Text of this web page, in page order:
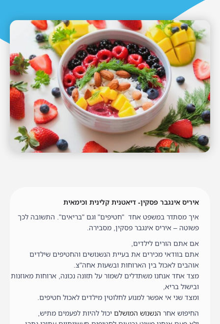
איריס אינגבר פסקין- דיאטנית קלינית וכימאית
איך מסתדר במשפט אחד "חטיפים" וגם "בריאים". התשובה לכך
פשוטה – איריס אינגבר פסקין, מסבירה.
אם אתם הורים לילדים,
אתם בוודאי מכירים את בעיית הנשנושים והחטיפים שילדים
אוהבים לאכול בין הארוחות ובשעות אחה"צ.
מצד אחד אנחנו משתדלים לשמור על תזונה נכונה, ארוחות מאוזנות
ובישול בריא,
ומצד שני אי אפשר למנוע לחלוטין מילדים לאכול חטיפים.
החיפוש אחר הנשנוש המושלםיכול להיות לפעמים מתיש,